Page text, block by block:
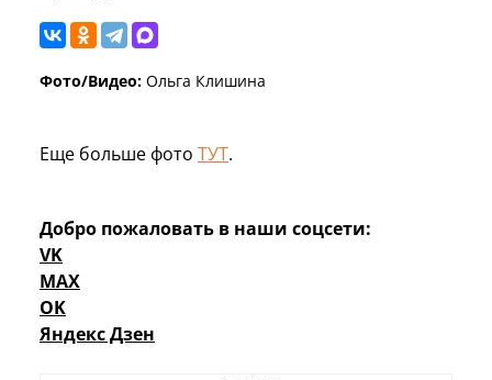
Фото/Видео: Ольга Клишина
Еще больше фото ТУТ.
Добро пожаловать в наши соцсети:
VK
MAX
OK
Яндекс Дзен